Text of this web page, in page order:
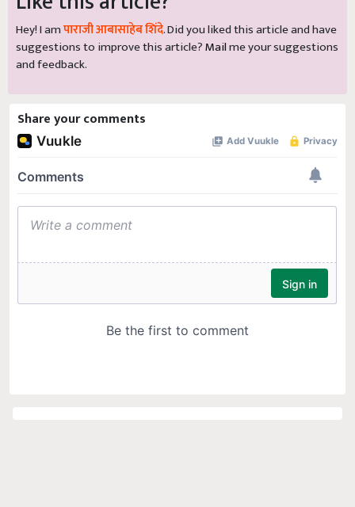
Hey! I amपाराजी आबासाहेब शिंदे. Did you liked this article and have
suggestions to improve this article?Mailme your suggestions
and feedback.
Share your comments